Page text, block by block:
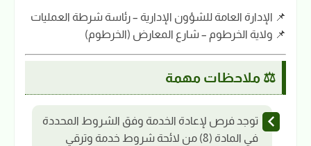
📌 الإدارة العامة للشؤون الإدارية – رئاسة شرطة العمليات
📌 ولاية الخرطوم – شارع المعارض (الخرطوم)
⚖️ ملاحظات مهمة
توجد فرص لإعادة الخدمة وفق الشروط المحددة
في المادة (8) من لائحة شروط خدمة وترقي